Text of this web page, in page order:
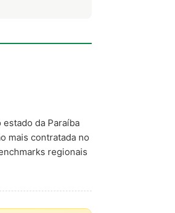
estado da Paraíba
mais contratada no
regionais